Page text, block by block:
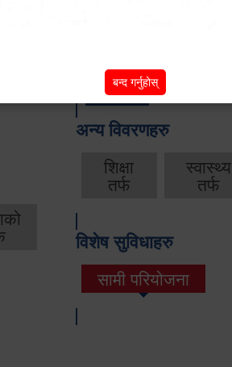
बाँकी
अन्य विवरणहरु
शिक्षा
तर्फ
स्वास्थ्य
तर्फ
विशेष सुविधाहरु
सामी परियोजना
(active tab)
बन्द गर्नुहोस्